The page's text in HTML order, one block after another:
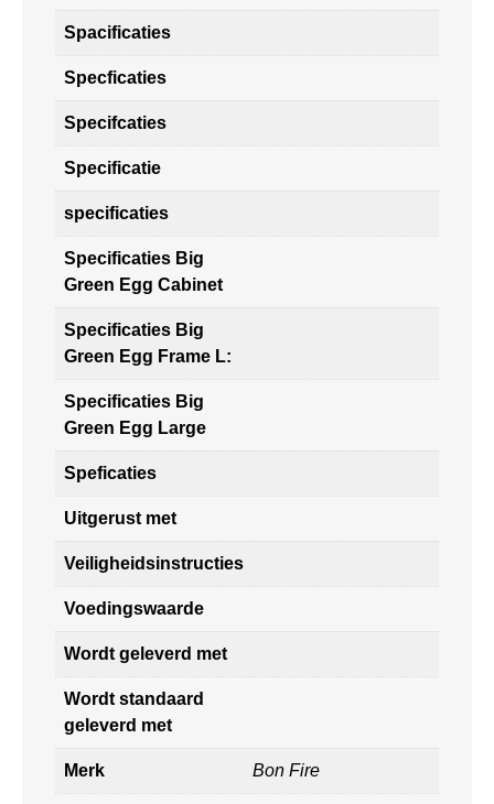
Spacificaties
Specficaties
Specifcaties
Specificatie
specificaties
Specificaties Big
Green Egg Cabinet
Specificaties Big
Green Egg Frame L:
Specificaties Big
Green Egg Large
Speficaties
Uitgerust met
Veiligheidsinstructies
Voedingswaarde
Wordt geleverd met
Wordt standaard
geleverd met
Merk Bon Fire